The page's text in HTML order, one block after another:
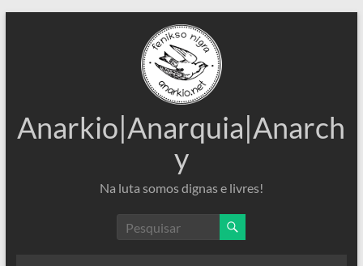
Anarkio|Anarquia|Anarch
y
Na luta somos dignas e livres!